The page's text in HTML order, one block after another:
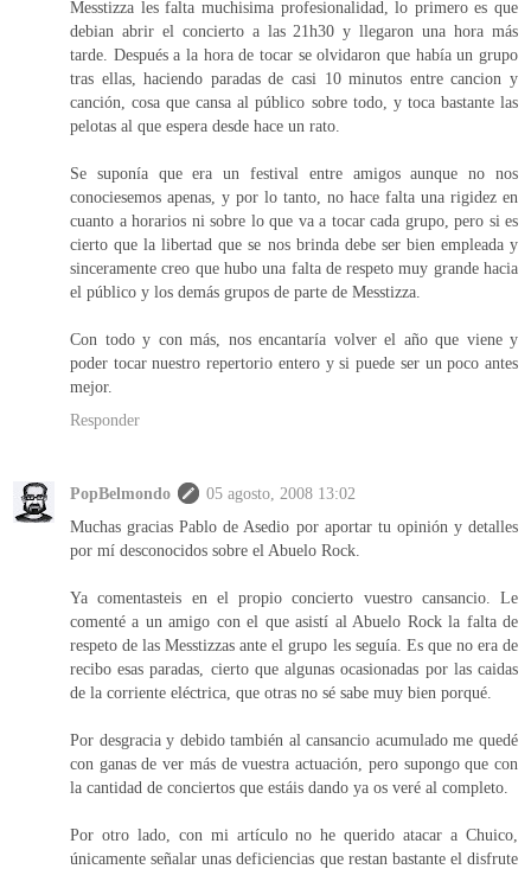
Messtizza les falta muchisima profesionalidad, lo primero es que
debian abrir el concierto a las 21h30 y llegaron una hora más
tarde. Después a la hora de tocar se olvidaron que había un grupo
tras ellas, haciendo paradas de casi 10 minutos entre cancion y
canción, cosa que cansa al público sobre todo, y toca bastante las
pelotas al que espera desde hace un rato.
Se suponía que era un festival entre amigos aunque no nos
conociesemos apenas, y por lo tanto, no hace falta una rigidez en
cuanto a horarios ni sobre lo que va a tocar cada grupo, pero si es
cierto que la libertad que se nos brinda debe ser bien empleada y
sinceramente creo que hubo una falta de respeto muy grande hacia
el público y los demás grupos de parte de Messtizza.
Con todo y con más, nos encantaría volver el año que viene y
poder tocar nuestro repertorio entero y si puede ser un poco antes
mejor.
Responder
PopBelmondo
05 agosto, 2008 13:02
Muchas gracias Pablo de Asedio por aportar tu opinión y detalles
por mí desconocidos sobre el Abuelo Rock.
Ya comentasteis en el propio concierto vuestro cansancio. Le
comenté a un amigo con el que asistí al Abuelo Rock la falta de
respeto de las Messtizzas ante el grupo les seguía. Es que no era de
recibo esas paradas, cierto que algunas ocasionadas por las caidas
de la corriente eléctrica, que otras no sé sabe muy bien porqué.
Por desgracia y debido también al cansancio acumulado me quedé
con ganas de ver más de vuestra actuación, pero supongo que con
la cantidad de conciertos que estáis dando ya os veré al completo.
Por otro lado, con mi artículo no he querido atacar a Chuico,
únicamente señalar unas deficiencias que restan bastante el disfrute